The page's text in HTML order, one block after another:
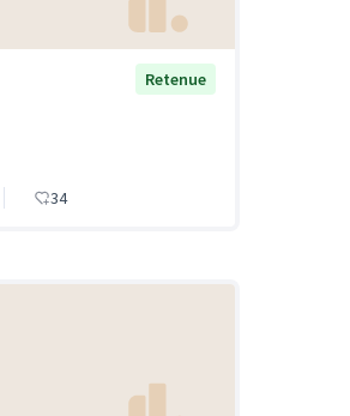
Retenue
34